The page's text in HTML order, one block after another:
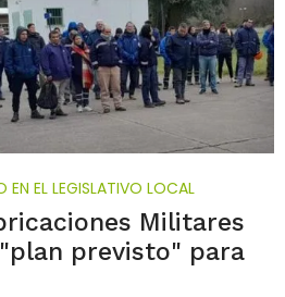
EN EL LEGISLATIVO LOCAL
Militares
previsto" para